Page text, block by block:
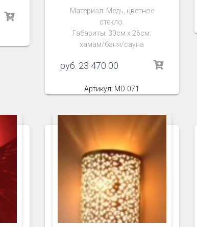
Материал: Медь, цветное
стекло.
Габариты: 30см х 26см.
хамам/баня/сауна
руб. 23 470 00
Артикул: MD-071